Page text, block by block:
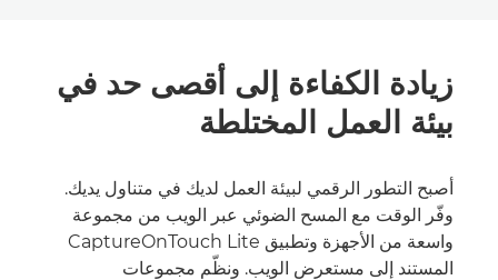
زيادة الكفاءة إلى أقصى حد في
بيئة العمل المختلطة
أصبح التطور الرقمي لبيئة العمل لديك في متناول يديك.
وفّر الوقت مع المسح الضوئي عبر الويب من مجموعة
واسعة من الأجهزة وتطبيق CaptureOnTouch Lite
المستند إلى مستعرض الويب. ونظّم مجموعات